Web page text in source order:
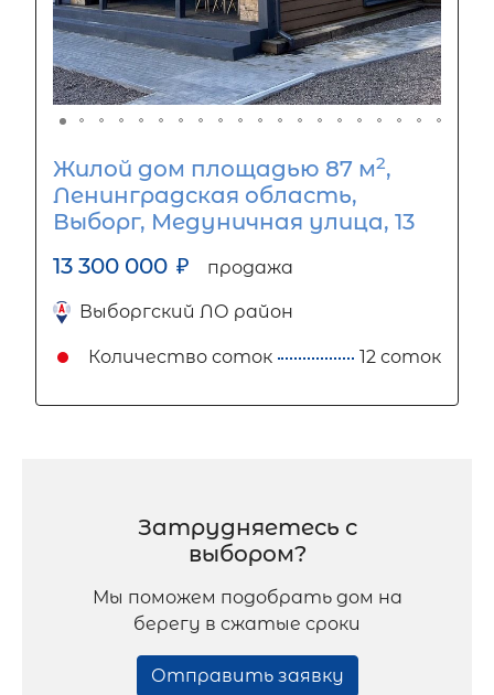
Жилой дом площадью 87 м2,
Ленинградская область,
Выборг, Медуничная улица, 13
13 300 000 ₽ продажа
Выборгский ЛО район
Количество соток 12 соток
Затрудняетесь с
выбором?
Мы поможем подобрать дом на
берегу в сжатые сроки
Отправить заявку